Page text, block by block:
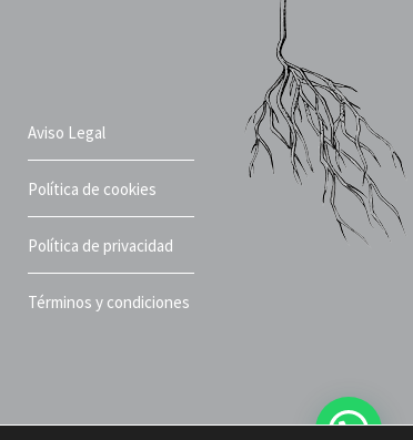
Aviso Legal
Política de cookies
Política de privacidad
Términos y condiciones